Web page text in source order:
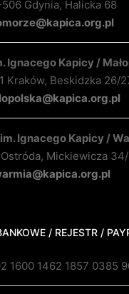
506 Gdynia, Halicka 68
Ignacego Kapicy /
Kraków, Beskidzka 26/
Ignacego Kapicy /
Mickiewicza
/ REJESTR /
1600 1462 1857 0385